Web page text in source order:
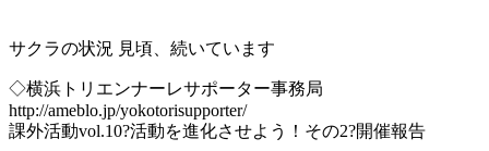
サクラの状況 見頃、続いています
◇横浜トリエンナーレサポーター事務局
http://ameblo.jp/yokotorisupporter/
課外活動vol.10?活動を進化させよう！その2?開催報告